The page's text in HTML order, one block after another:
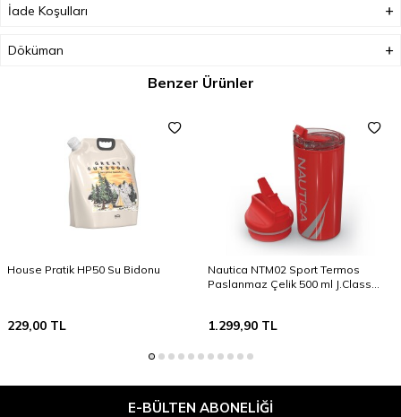
İade Koşulları
Döküman
Benzer Ürünler
House Pratik HP50 Su Bidonu
229,00 TL
Nautica NTM02 Sport Termos
Paslanmaz Çelik 500 ml J.Class
1.299,90TL
E-BÜLTEN ABONELIĞI